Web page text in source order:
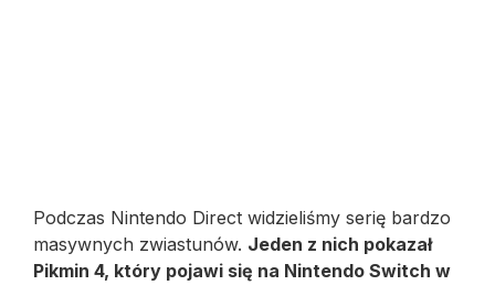
Podczas Nintendo Direct widzieliśmy serię bardzo
masywnych zwiastunów. Jeden z nich pokazał
Pikmin 4, który pojawi się na Nintendo Switch w